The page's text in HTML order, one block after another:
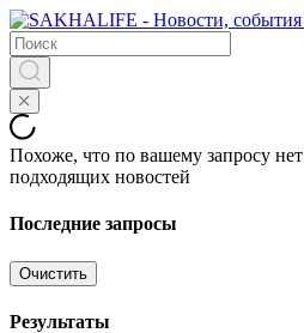
Похоже, что по вашему запросу нет
подходящих новостей
Последние запросы
Очистить
Результаты